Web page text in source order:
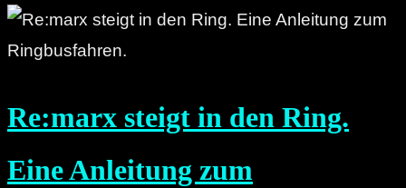
Re:marx steigt in den Ring.
Eine Anleitung zum